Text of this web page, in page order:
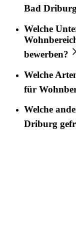
Bad Driburg
Welche
bewerben?
Welche
für
Welche
Driburg